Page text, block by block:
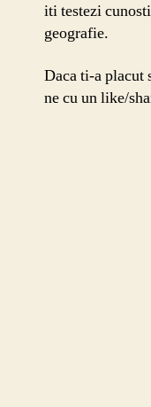
iti testezi
geografie.
Daca ti-a placut
ne cu un like/